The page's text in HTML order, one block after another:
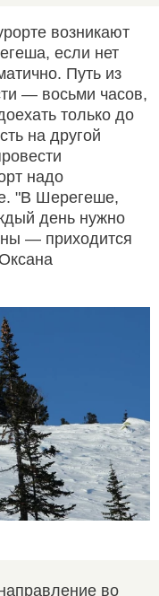
возникают
если нет
Путь из
— восьми часов,
только до
на другой
надо
"В Шерегеше,
день нужно
— приходится
во